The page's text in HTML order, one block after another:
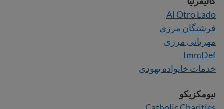
Al Otro Lado
فرشتگان مرزی
مهربانی مرزی
ImmDef
خدمات خانواده یهودی
نیومکزیکو